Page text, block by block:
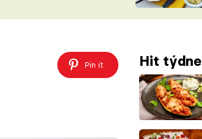
ŠÉFREDAKTORKY
ČASOPIS
Pin it Hit týdne